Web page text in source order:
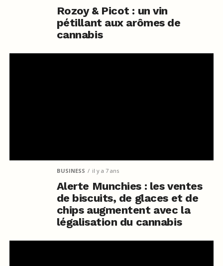
Rozoy & Picot : un vin
pétillant aux arômes de
cannabis
BUSINESS il y a 7 ans
Alerte Munchies : les ventes
de biscuits, de glaces et de
chips augmentent avec la
légalisation du cannabis